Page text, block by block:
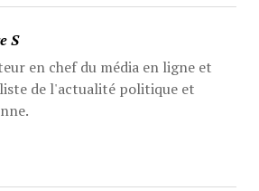
S
en chef du média en ligne et
de l'actualité politique et